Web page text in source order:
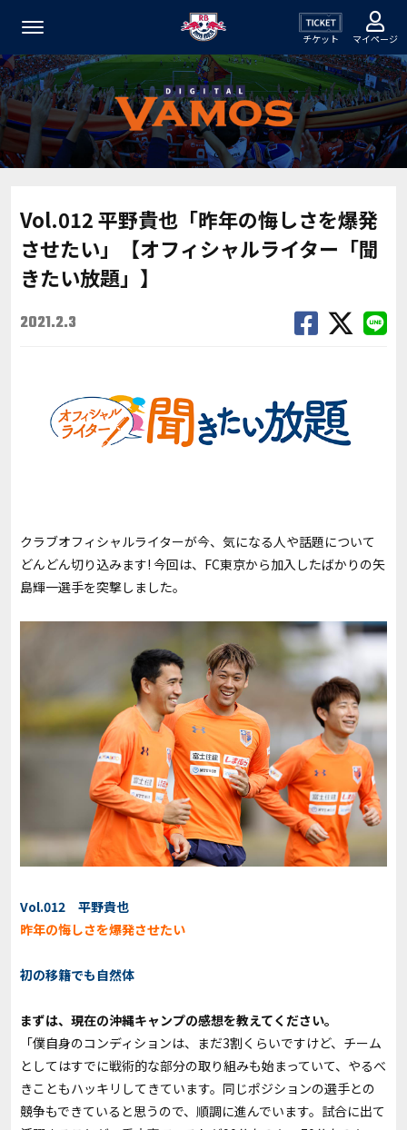
チケット マイページ
Vol.012 平野貴也「昨年の悔しさを爆発
させたい」【オフィシャルライター「聞
きたい放題」】
2021.2.3
クラブオフィシャルライターが今、気になる人や話題について
どんどん切り込みます! 今回は、FC東京から加入したばかりの矢
島輝一選手を突撃しました。
Vol.012 平野貴也
昨年の悔しさを爆発させたい
初の移籍でも自然体
――まずは、現在の沖縄キャンプの感想を教えてください。
「僕自身のコンディションは、まだ3割くらいですけど、チーム
としてはすでに戦術的な部分の取り組みも始まっていて、やるべ
きこともハッキリしてきています。同じポジションの選手との
競争もできていると思うので、順調に進んでいます。試合に出て